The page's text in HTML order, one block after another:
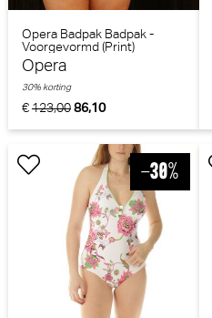
Opera Badpak Badpak -
Voorgevormd (Print)
Opera
€123,0086,10
30% korting